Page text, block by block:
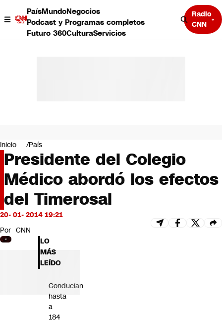
PaísMundoNegocios
Podcast y Programas completos
Futuro 360CulturaServicios
Radio
CNN
Negocios
Deportes
Programas completos
Cultura
Servicios
Bits
CNN tiempo
Futuro 360
Opinión
Inicio País
Presidente del Colegio
Médico abordó los efectos
del Timerosal
20- 01- 2014 19:21
Por CNN
LO
MÁS
LEÍDO
Conducían
hasta
a
184